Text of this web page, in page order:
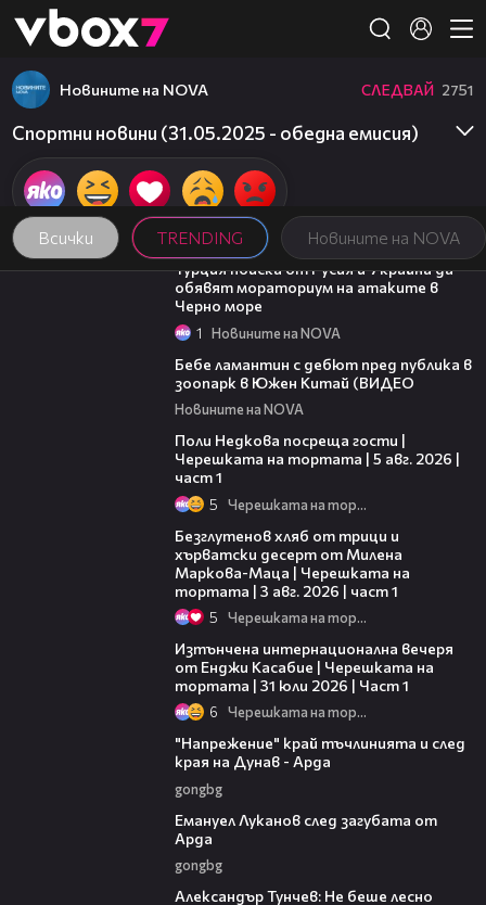
👾
Всички TRENDING Новините на NOVA
Новините на NOVA СЛЕДВАЙ 2751
Спортни новини (31.05.2025 - обедна емисия)
03:02
Турция поиска от Русия и Украйна да
обявят мораториум на атаките в
Черно море
1 Новините на NOVA
Бебе ламантин с дебют пред публика в
зоопарк в Южен Китай (ВИДЕО
Новините на NOVA
Поли Недкова посреща гости |
Черешката на тортата | 5 авг. 2026 |
част 1
5 Черешката на тортата
Безглутенов хляб от трици и
хърватски десерт от Милена
Маркова-Маца | Черешката на
тортата | 3 авг. 2026 | част 1
5 Черешката на тортата
Изтънчена интернационална вечеря
от Енджи Касабие | Черешката на
тортата | 31 юли 2026 | Част 1
6 Черешката на тортата
"Напрежение" край тъчлинията и след
края на Дунав - Арда
gongbg
Емануел Луканов след загубата от
Арда
gongbg
Александър Тунчев: Не беше лесно